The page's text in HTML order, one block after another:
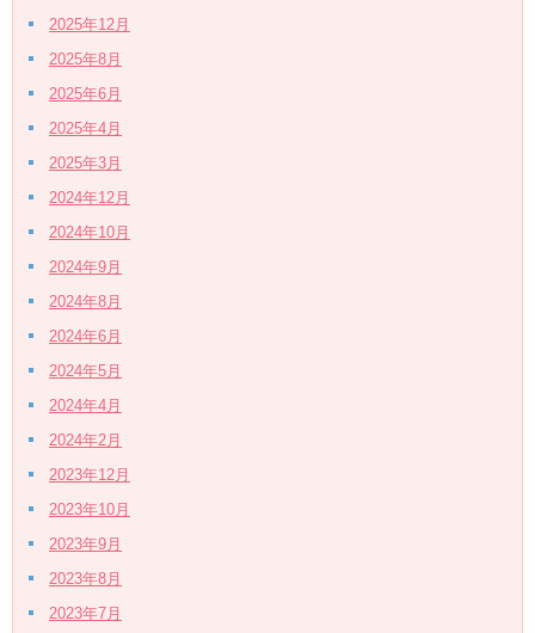
2025年12月
2025年8月
2025年6月
2025年4月
2025年3月
2024年12月
2024年10月
2024年9月
2024年8月
2024年6月
2024年5月
2024年4月
2024年2月
2023年12月
2023年10月
2023年9月
2023年8月
2023年7月